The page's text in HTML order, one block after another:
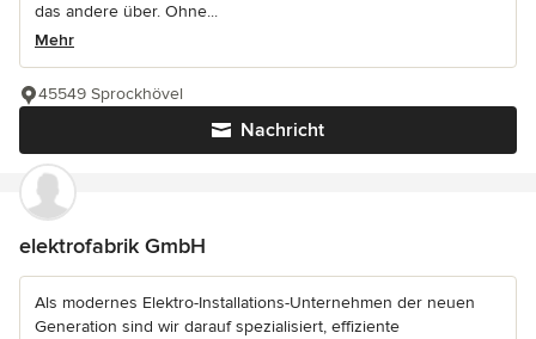
das andere über. Ohne...
Mehr
Nachricht
45549 Sprockhövel
elektrofabrik GmbH
Als modernes Elektro-Installations-Unternehmen der neuen
Generation sind wir darauf spezialisiert, effiziente